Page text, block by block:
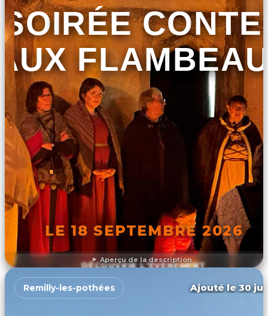
Aperçu de la description
SOIRÉE
LE 18 SEPTEMBRE 2026
DÉCOUVRIR L'ÉVÉNEMENT
Remilly-les-pothées Ajouté le 30